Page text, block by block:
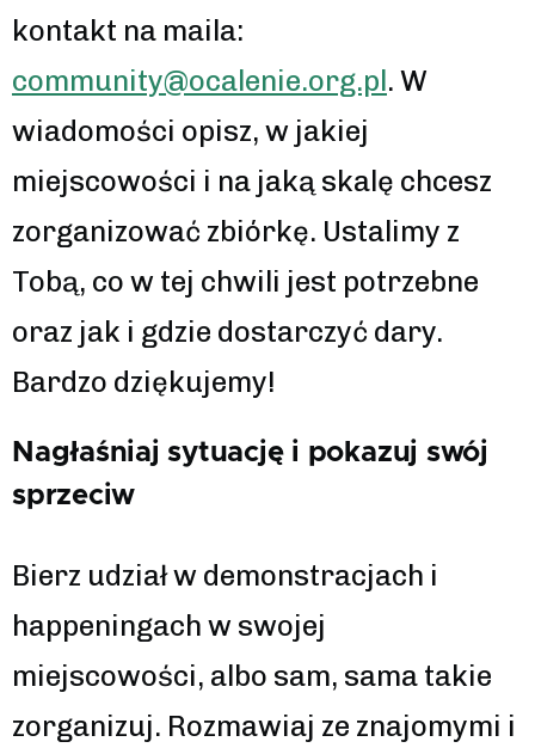
kontakt na maila:
community@ocalenie.org.pl. W
wiadomości opisz, w jakiej
miejscowości i na jaką skalę chcesz
zorganizować zbiórkę. Ustalimy z
Tobą, co w tej chwili jest potrzebne
oraz jak i gdzie dostarczyć dary.
Bardzo dziękujemy!
Nagłaśniaj sytuację i pokazuj swój
sprzeciw
Bierz udział w demonstracjach i
happeningach w swojej
miejscowości, albo sam, sama takie
zorganizuj. Rozmawiaj ze znajomymi i